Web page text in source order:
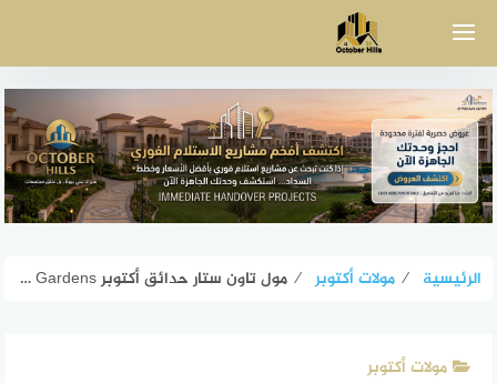
الرئيسية ⁄ مولات أكتوبر ⁄ مول تاون ستار حدائق أكتوبر Mall Town Star October Gardens
مولات أكتوبر